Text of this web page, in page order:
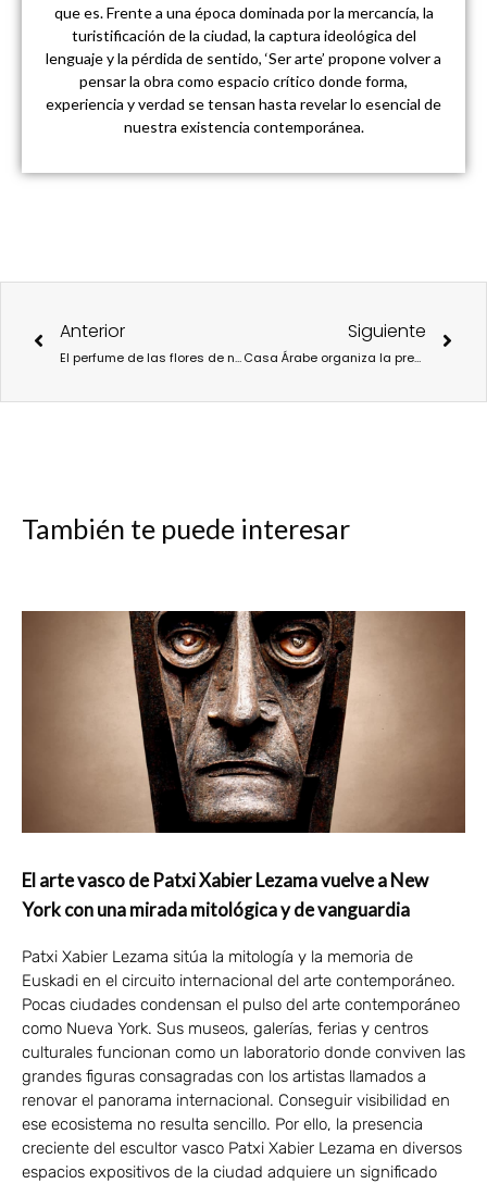
que es. Frente a una época dominada por la mercancía, la
turistificación de la ciudad, la captura ideológica del
lenguaje y la pérdida de sentido, ‘Ser arte’ propone volver a
pensar la obra como espacio crítico donde forma,
experiencia y verdad se tensan hasta revelar lo esencial de
nuestra existencia contemporánea.
Anterior
El perfume de las flores de noche, de Leila Slimani.
Siguiente
Casa Árabe organiza la presentación del libro “La memoria del olvido”de Juan Carlos Tomasi.
También te puede interesar
El arte vasco de Patxi Xabier Lezama vuelve a New
York con una mirada mitológica y de vanguardia
Patxi Xabier Lezama sitúa la mitología y la memoria de
Euskadi en el circuito internacional del arte contemporáneo.
Pocas ciudades condensan el pulso del arte contemporáneo
como Nueva York. Sus museos, galerías, ferias y centros
culturales funcionan como un laboratorio donde conviven las
grandes figuras consagradas con los artistas llamados a
renovar el panorama internacional. Conseguir visibilidad en
ese ecosistema no resulta sencillo. Por ello, la presencia
creciente del escultor vasco Patxi Xabier Lezama en diversos
espacios expositivos de la ciudad adquiere un significado